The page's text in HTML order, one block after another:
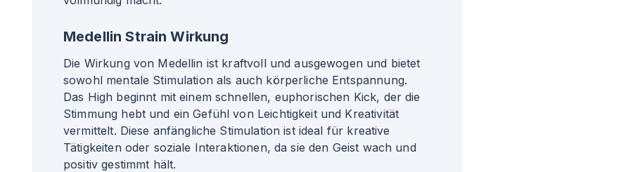
Medellin Strain Wirkung
Die Wirkung von Medellin ist kraftvoll und ausgewogen und bietet
sowohl mentale Stimulation als auch körperliche Entspannung.
Das High beginnt mit einem schnellen, euphorischen Kick, der die
Stimmung hebt und ein Gefühl von Leichtigkeit und Kreativität
vermittelt. Diese anfängliche Stimulation ist ideal für kreative
Tätigkeiten oder soziale Interaktionen, da sie den Geist wach und
positiv gestimmt hält.